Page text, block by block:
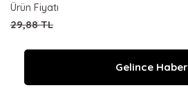
Ürün Fiyatı
29,88 TL
Gelince